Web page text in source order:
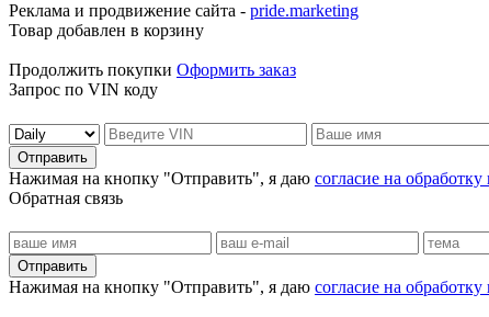
Реклама и продвижение сайта - pride.marketing
Товар добавлен в корзину
Продолжить покупки Оформить заказ
Запрос по VIN коду
Отправить
Нажимая на кнопку "Отправить", я даю согласие на
Обратная связь
Отправить
Нажимая на кнопку "Отправить", я даю согласие на